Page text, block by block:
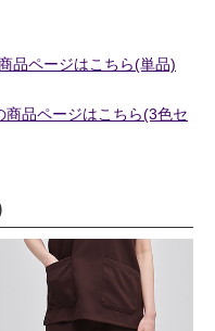
品ページはこちら(単品)
品ページはこちら(3色セ